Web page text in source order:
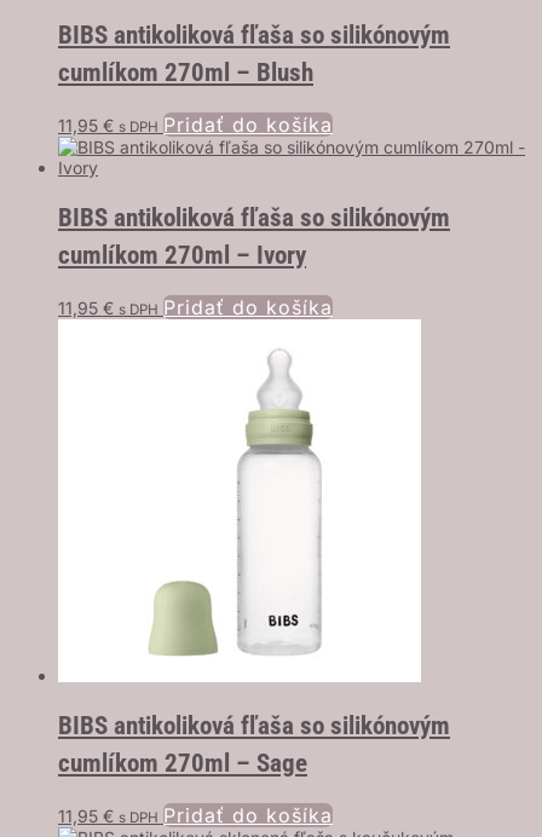
BIBS antikoliková fľaša so silikónovým
cumlíkom 270ml – Blush
11,95 € s DPH Pridať do košíka
BIBS antikoliková fľaša so silikónovým
cumlíkom 270ml – Ivory
11,95 € s DPH Pridať do košíka
BIBS antikoliková fľaša so silikónovým
cumlíkom 270ml – Sage
11,95 € s DPH Pridať do košíka